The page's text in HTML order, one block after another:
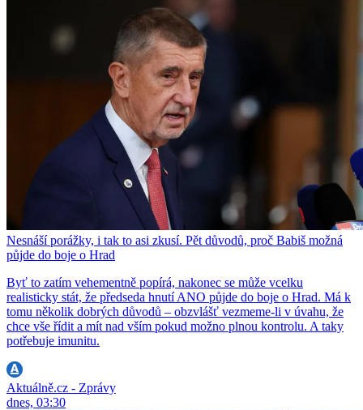
Nesnáší porážky, i tak to asi zkusí. Pět důvodů, proč Babiš možná
půjde do boje o Hrad
Byť to zatím vehementně popírá, nakonec se může vcelku
realisticky stát, že předseda hnutí ANO půjde do boje o Hrad. Má k
tomu několik dobrých důvodů – obzvlášť vezmeme-li v úvahu, že
chce vše řídit a mít nad vším pokud možno plnou kontrolu. A taky
potřebuje imunitu.
Aktuálně.cz - Zprávy
dnes, 03:30